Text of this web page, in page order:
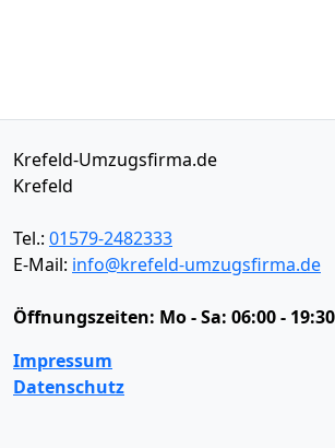
Krefeld-Umzugsfirma.de
Krefeld
Tel.: 01579-2482333
E-Mail: info@krefeld-umzugsfirma.de
Öffnungszeiten: Mo - Sa: 06:00 -
Impressum
Datenschutz